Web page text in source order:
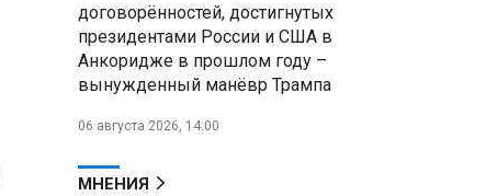
договорённостей, достигнутых
президентами России и США в
Анкоридже в прошлом году –
вынужденный манёвр Трампа
06 августа 2026, 14:00
МНЕНИЯ